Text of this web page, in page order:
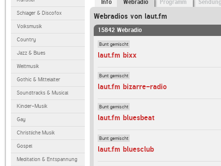
Schlager & Discofox
Volksmusik
Country
Jazz & Blues
Weltmusik
Gothic & Mittelalter
Soundtracks & Musical
Kinder-Musik
Gay
Christliche Musik
Gospel
Meditation & Entspannung
Info Webradio Programm
Webradios von laut.fm
15842 Webradio
Bunt gemischt
laut.fm bixx
Bunt gemischt
laut.fm bizarre-radio
Bunt gemischt
laut.fm bluesbeat
Bunt gemischt
laut.fm bluesclub